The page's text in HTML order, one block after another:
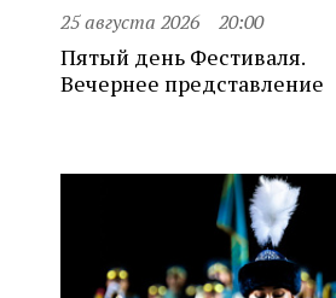
25 августа 2026 20:00
Пятый день Фестиваля.
Вечернее представление